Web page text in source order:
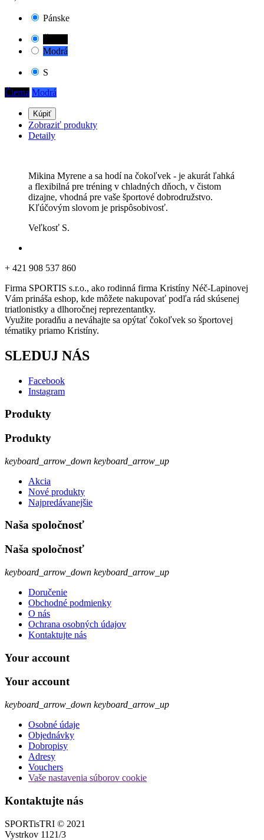
Pánske
Modrá
S
Čierna Modrá
Kúpiť
Zobraziť produkty
Detaily
Mikina Myrene a sa hodí na čokoľvek - je akurát ľahká
a flexibilná pre tréning v chladných dňoch, v čistom
dizajne, vhodná pre vaše športové dobrodružstvo.
Kľúčovým slovom je prispôsobivosť.
Veľkosť S.
+ 421 908 537 860
Firma SPORTIS s.r.o., ako rodinná firma Kristíny Néč-Lapinovej
Vám prináša eshop, kde môžete nakupovať podľa rád skúsenej
triatlonistky a dlhoročnej reprezentantky.
Využite poradňu a neváhajte sa opýtať čokoľvek so športovej
tématiky priamo Kristíny.
SLEDUJ NÁS
Facebook
Instagram
Produkty
Produkty
keyboard_arrow_down keyboard_arrow_up
Akcia
Nové produkty
Najpredávanejšie
Naša spoločnosť
Naša spoločnosť
keyboard_arrow_down keyboard_arrow_up
Doručenie
Obchodné podmienky
O nás
Ochrana osobných údajov
Kontaktujte nás
Your account
Your account
keyboard_arrow_down keyboard_arrow_up
Osobné údaje
Objednávky
Dobropisy
Adresy
Vouchers
Vaše nastavenia súborov cookie
Kontaktujte nás
SPORTisTRI © 2021
Vystrkov 1121/3